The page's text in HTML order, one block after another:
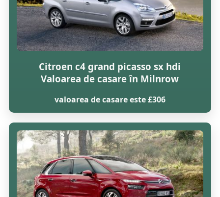
Citroen c4 grand picasso sx hdi
Valoarea de casare în Milnrow
valoarea de casare este £306